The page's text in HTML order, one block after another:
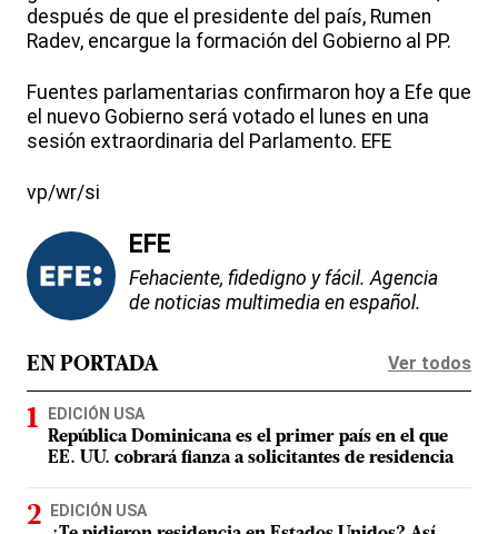
después de que el presidente del país, Rumen
Radev, encargue la formación del Gobierno al PP.
Fuentes parlamentarias confirmaron hoy a Efe que
el nuevo Gobierno será votado el lunes en una
sesión extraordinaria del Parlamento. EFE
vp/wr/si
EFE
Fehaciente, fidedigno y fácil. Agencia
de noticias multimedia en español.
EN PORTADA Ver todos
EDICIÓN USA
República Dominicana es el primer país en el que
EE. UU. cobrará fianza a solicitantes de residencia
EDICIÓN USA